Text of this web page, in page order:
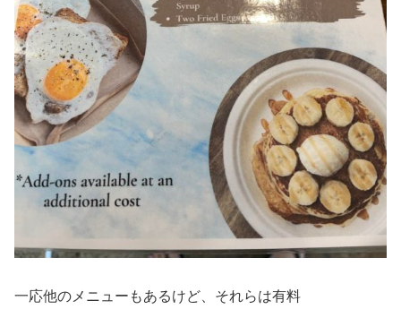
一応他のメニューもあるけど、それらは有料